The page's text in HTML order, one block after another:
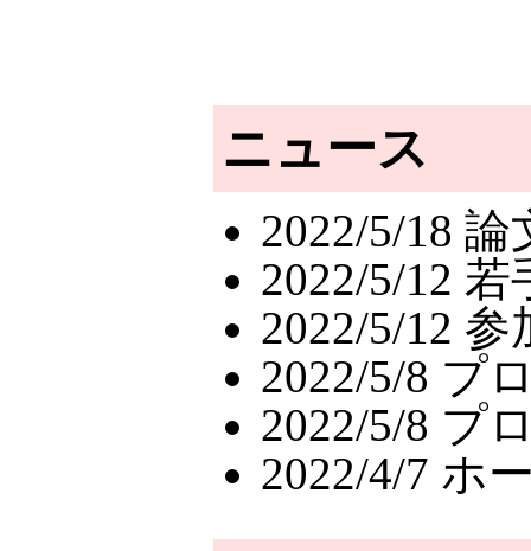
ニュース
2022/5/18
2022/5/12
2022/5/12
2022/5/8 プ
2022/5/8 プ
2022/4/7 ホ